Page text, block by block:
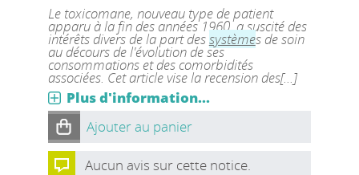
Le toxicomane, nouveau type de patient
apparu à la fin des années 1960, a suscité des
intérêts divers de la part dessystèmes de soin
au décours de l'évolution de ses
consommations et des comorbidités
associées. Cet article vise la recension des[...]
Plus d'information...
Ajouter au panier
Aucun avis sur cette notice.